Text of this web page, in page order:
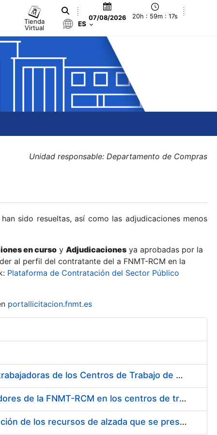
Tienda
Virtual
07/08/2026 20h : 59m : 17s
ES
Unidad responsable: Departamento de Compras
sido resueltas, así como las adjudicaciones menos
en curso y Adjudicaciones ya aprobadas por la
al perfil del contratante del a FNMT-RCM en la
Plataforma de Contratación del Sector Público
portallicitacion.fnmt.es
Suministro de Protectores Auditivos a medida para las personas trabajadoras de los Centros de Trabajo de Madrid y Burgos
Suministro de gafas graduadas antiproyecciones para los trabajadores de la FNMT-RCM en los centros de trabajo de Madrid y Burgos
Servicios de una empresa externa para el asesoramiento y resolución de los recursos de alzada que se presentan relacionados con procesos de selección para la FNMT-RCM